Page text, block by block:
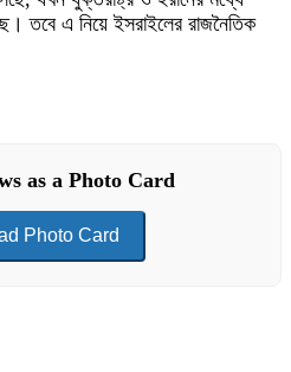
তবে এ নিয়ে ইসরাইলের রাজনৈতিক
as a Photo Card
Photo Card